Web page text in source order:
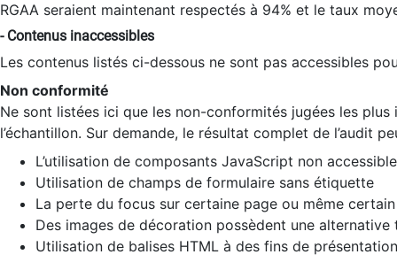
RGAA seraient maintenant respectés à 94% et le taux
- Contenus inaccessibles
Les contenus listés ci-dessous ne sont pas accessibles
Non conformité
Ne sont listées ici que les non-conformités jugées les
l’échantillon. Sur demande, le résultat complet de l’audit
L’utilisation de composants JavaScript non
Utilisation de champs de formulaire sans étiquette
La perte du focus sur certaine page ou même
Des images de décoration possèdent une alternative
Utilisation de balises HTML à des fins de